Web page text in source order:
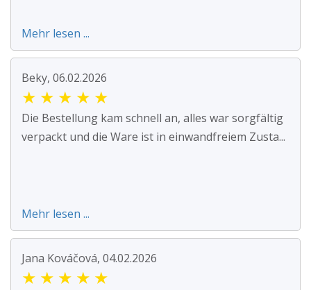
Mehr lesen ...
Beky, 06.02.2026
★ ★ ★ ★ ★
Die Bestellung kam schnell an, alles war sorgfältig
verpackt und die Ware ist in einwandfreiem Zusta...
Mehr lesen ...
Jana Kováčová, 04.02.2026
★ ★ ★ ★ ★